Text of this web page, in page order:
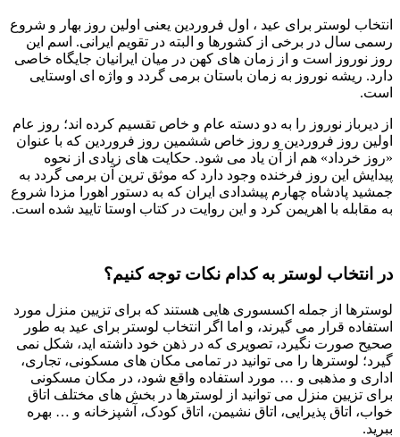
انتخاب لوستر برای عید ، اول فروردین یعنی اولین روز بهار و شروع
رسمی سال در برخی از کشورها و البته در تقویم ایرانی. اسم این
روز نوروز است و از زمان های کهن در میان ایرانیان جایگاه خاصی
دارد. ریشه نوروز به زمان باستان برمی گردد و واژه ای اوستایی
است.
از دیرباز نوروز را به دو دسته عام و خاص تقسیم کرده اند؛ روز عام
اولین روز فروردین و روز خاص ششمین روز فروردین که با عنوان
«روز خرداد» هم از آن یاد می شود. حکایت های زیادی از نحوه
پیدایش این روز فرخنده وجود دارد که موثق ترین آن برمی گردد به
جمشید پادشاه چهارم پیشدادی ایران که به دستور اهورا مزدا شروع
به مقابله با اهریمن کرد و این روایت در کتاب اوستا تایید شده است.
در انتخاب لوستر به کدام نکات توجه کنیم؟
لوسترها از جمله اکسسوری هایی هستند که برای تزیین منزل مورد
استفاده قرار می گیرند، و اما اگر انتخاب لوستر برای عید به طور
صحیح صورت نگیرد، تصویری که در ذهن خود داشته اید، شکل نمی
گیرد؛ لوسترها را می توانید در تمامی مکان های مسکونی، تجاری،
اداری و مذهبی و … مورد استفاده واقع شود، در مکان مسکونی
برای تزیین منزل می توانید از لوسترها در بخش های مختلف اتاق
خواب، اتاق پذیرایی، اتاق نشیمن، اتاق کودک، آشپزخانه و … بهره
ببرید.